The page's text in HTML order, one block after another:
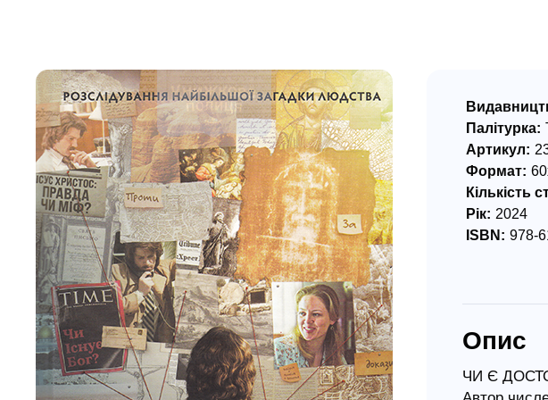
Новинки
Свіжі надходження, актуальна
література та нові автори на нашій
полиці.
Історія
Книги іноземними мовами
Лідерство
Нерелігійні видання
Церковні традиції
Служіння Церкви
Публіцистика
Богослів`я
Шлюб і сім`я
Здоров`я / Харчування
Палітурка:
Артикул:
Формат:
Кількість
Рік: 2024
ISBN: 978-
Опис
ЧИ Є